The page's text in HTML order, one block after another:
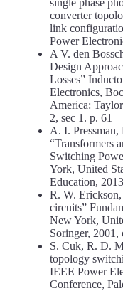
converter
link
Power
A V. den
Design
Losses”
Electronics,
America:
2, sec 1. p. 61
A. I.
“Transformers
Switching
York, United
Education,
R. W.
circuits”
New York,
Soringer, 2001,
S. Cuk, R. D.
topology
IEEE Power
Conference,